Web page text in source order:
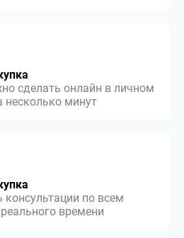
сделать онлайн в личном
несколько минут
по всем
времени